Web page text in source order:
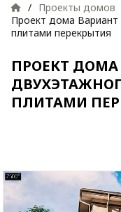
/ Проекты домов
Проект дома
плитами перекрытия
ПРОЕКТ
ПЛИТАМИ